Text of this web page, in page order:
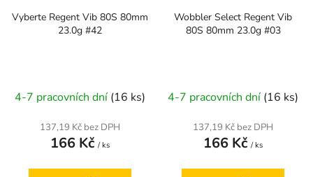
Vyberte Regent Vib 80S 80mm
23.0g #42
4-7 pracovních dní (16 ks)
137,19 Kč bez DPH
166 Kč / ks
Wobbler Select Regent Vib
80S 80mm 23.0g #03
4-7 pracovních dní (16 ks)
137,19 Kč bez DPH
166 Kč / ks